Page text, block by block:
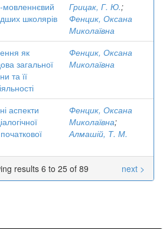
мовленнєвий
школярів
Грицак, Г. Ю.;
Фенцик, Оксана
Миколаївна
як
загальної
та її
Фенцик, Оксана
Миколаївна
аспекти
Фенцик, Оксана
Миколаївна;
Алмашій, Т. М.
results 6 to 25 of 89 next >